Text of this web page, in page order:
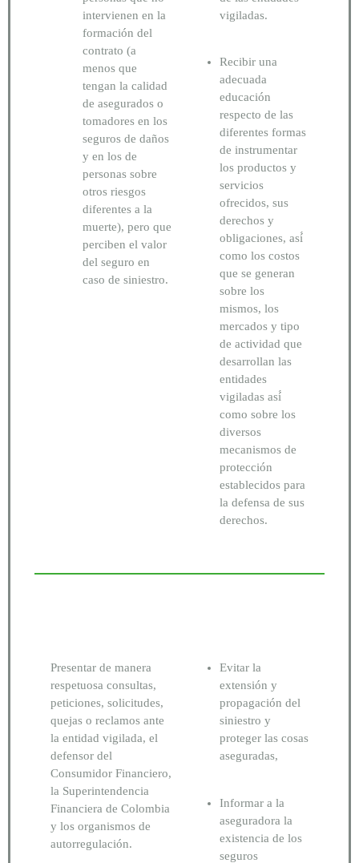
intervienen en la
formación del
contrato (a
menos que
tengan la calidad
de asegurados o
tomadores en los
seguros de daños
y en los de
personas sobre
otros riesgos
diferentes a la
muerte), pero que
perciben el valor
del seguro en
caso de siniestro.
vigiladas.
Recibir una
adecuada
educación
respecto de las
diferentes formas
de instrumentar
los productos y
servicios
ofrecidos, sus
derechos y
obligaciones, así́
como los costos
que se generan
sobre los
mismos, los
mercados y tipo
de actividad que
desarrollan las
entidades
vigiladas así́
como sobre los
diversos
mecanismos de
protección
establecidos para
la defensa de sus
derechos.
Presentar de manera
respetuosa consultas,
peticiones, solicitudes,
quejas o reclamos ante
la entidad vigilada, el
defensor del
Consumidor Financiero,
la Superintendencia
Financiera de Colombia
y los organismos de
autorregulación.
Evitar la
extensión y
propagación del
siniestro y
proteger las cosas
aseguradas,
Informar a la
aseguradora la
existencia de los
seguros